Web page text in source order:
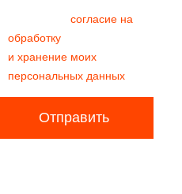
Я даю своёсогласие на
обработку
и хранение моих
персональных данных
Отправить